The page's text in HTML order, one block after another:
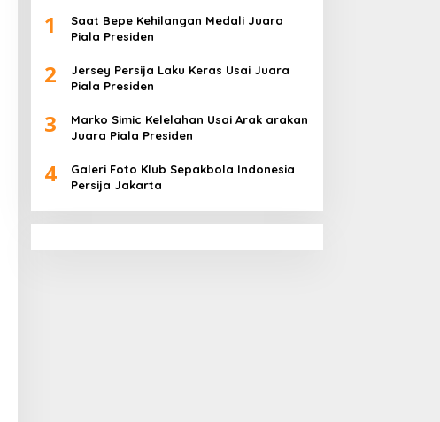
1
Saat Bepe Kehilangan Medali Juara
Piala Presiden
2
Jersey Persija Laku Keras Usai Juara
Piala Presiden
3
Marko Simic Kelelahan Usai Arak arakan
Juara Piala Presiden
4
Galeri Foto Klub Sepakbola Indonesia
Persija Jakarta